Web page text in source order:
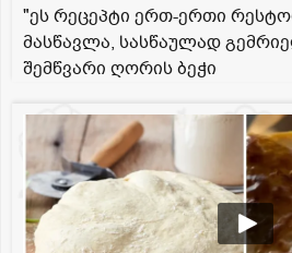
"ეს რეცეპტი ერთ-ერთი
მასწავლა, სასწაულად
შემწვარი ღორის ბეჭი